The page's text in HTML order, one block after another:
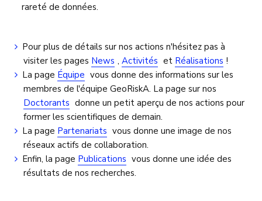
rareté de données.
Pour plus de détails sur nos actions n'hésitez pas à
visiter les pages News ,Activités et Réalisations !
La page Équipe vous donne des informations sur les
membres de l'équipe GeoRiskA. La page sur nos
Doctorants donne un petit aperçu de nos actions pour
former les scientifiques de demain.
La page Partenariats vous donne une image de nos
réseaux actifs de collaboration.
Enfin, la page Publications vous donne une idée des
résultats de nos recherches.